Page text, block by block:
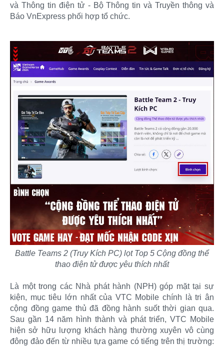
và Thông tin điện tử - Bộ Thông tin và Truyền thông và
Báo VnExpress phối hợp tổ chức.
Battle Teams 2 (Truy Kích PC) lọt Top 5 Cộng đồng thể
thao điện tử được yêu thích nhất
Là một trong các Nhà phát hành (NPH) góp mặt tại sự
kiện, mục tiêu lớn nhất của VTC Mobile chính là tri ân
cộng đồng game thủ đã đồng hành suốt thời gian qua.
Sau gần 14 năm hình thành và phát triển, VTC Mobile
hiện sở hữu lượng khách hàng thường xuyên vô cùng
đông đảo đến từ nhiều tựa game có tiếng trên thị trường: